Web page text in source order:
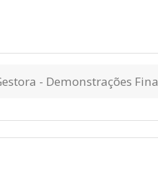
- Demonstrações